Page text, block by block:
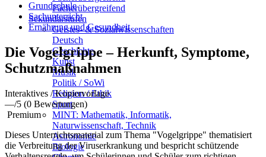
Fächerübergreifend
Sekundarstufen
Geistes- & Sozialwissenschaften
Deutsch
Geschichte
Kunst
Musik
Politik / SoWi
Religion / Ethik
Sport
MINT: Mathematik, Informatik,
Naturwissenschaft, Technik
Astronomie
Biologie
Grundschule
Sachunterricht
Ernährung und Gesundheit
Die Vogelgrippe – Herkunft, Symptome,
Schutzmaßnahmen
Interaktives / Kopiervorlage
—/5 (0 Bewertungen)
Premium
Dieses Unterrichtsmaterial zum Thema "Vogelgrippe" thematisiert
die Verbreitung der Viruserkrankung und bespricht schützende